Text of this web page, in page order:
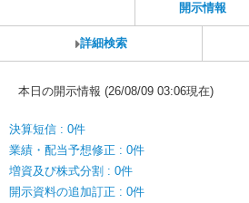
開示情報
詳細検索
本日の開示情報 (26/08/09 03:06現在)
決算短信 : 0件
業績・配当予想修正 : 0件
増資及び株式分割 : 0件
開示資料の追加訂正 : 0件